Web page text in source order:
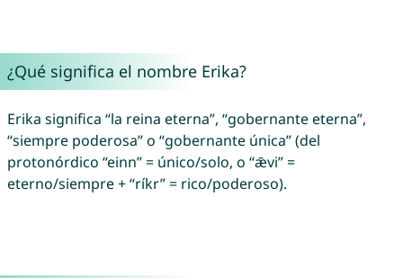
¿Qué significa el nombre Erika?
Erika significa “la reina eterna”, “gobernante eterna”,
“siempre poderosa” o “gobernante única” (del
protonórdico “einn” = único/solo, o “ǣvi” =
eterno/siempre + “ríkr” = rico/poderoso).